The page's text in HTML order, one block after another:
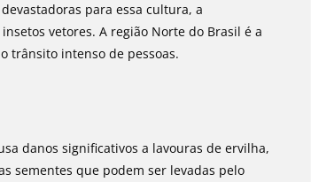
para essa cultura, a
vetores. A região Norte do Brasil é a
trânsito intenso de pessoas.
danos significativos a lavouras de ervilha,
sementes que podem ser levadas pelo